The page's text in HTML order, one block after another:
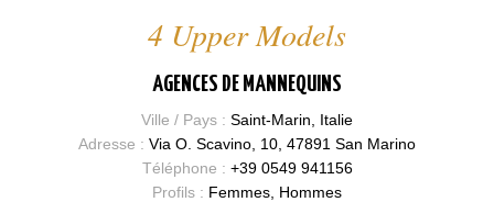
4 Upper Models
AGENCES DE MANNEQUINS
Ville / Pays : Saint-Marin, Italie
Adresse : Via O. Scavino, 10, 47891 San Marino
Téléphone : +39 0549 941156
Profils : Femmes, Hommes